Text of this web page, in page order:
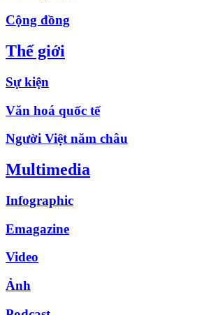
Cộng đồng
Thế giới
Sự kiện
Văn hoá quốc tế
Người Việt năm châu
Multimedia
Infographic
Emagazine
Video
Ảnh